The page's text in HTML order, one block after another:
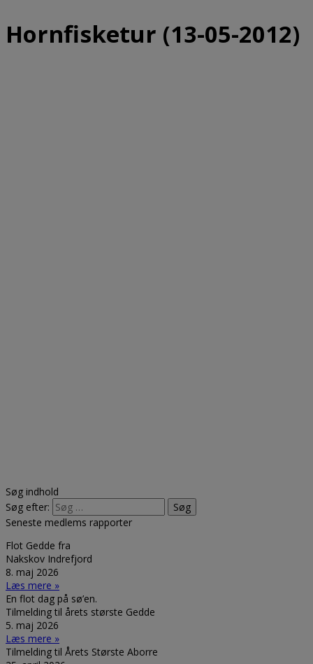
Hornfisketur (13-05-2012)
Søg indhold
Søg efter:
Seneste medlems rapporter
Flot Gedde fra
Nakskov Indrefjord
8. maj 2026
Læs mere »
En flot dag på sø’en.
Tilmelding til årets største Gedde
5. maj 2026
Læs mere »
Tilmelding til Årets Største Aborre